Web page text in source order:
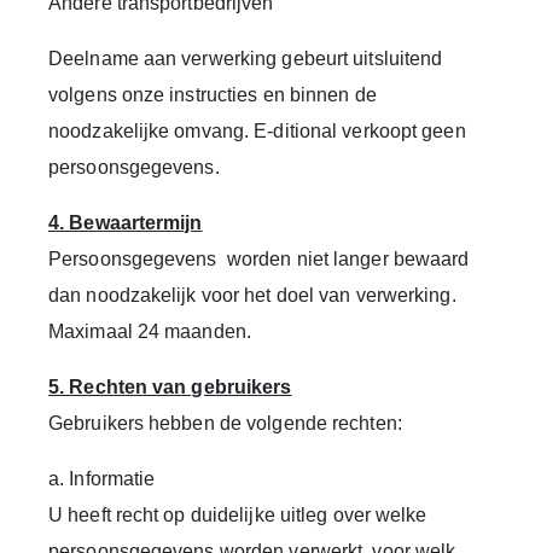
Deelname aan verwerking gebeurt uitsluitend
volgens onze instructies en binnen de
noodzakelijke omvang. E-ditional verkoopt geen
persoonsgegevens.
4. Bewaartermijn
Persoonsgegevens worden niet langer bewaard
dan noodzakelijk voor het doel van verwerking.
Maximaal 24 maanden.
5. Rechten van gebruikers
Gebruikers hebben de volgende rechten:
a. Informatie
U heeft recht op duidelijke uitleg over welke